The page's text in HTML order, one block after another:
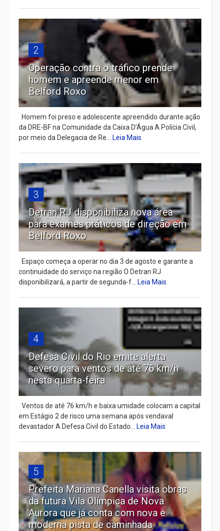
2
Operação contra o tráfico prende
homem e apreende menor em
Belford Roxo
Homem foi preso e adolescente apreendido durante ação
da DRE-BF na Comunidade da Caixa D’Água A Polícia Civil,
por meio da Delegacia de Re...
Leia Mais
3
Detran RJ disponibiliza nova área
para exames práticos de direção em
Belford Roxo
Espaço começa a operar no dia 3 de agosto e garante a
continuidade do serviço na região O Detran RJ
disponibilizará, a partir de segunda-f...
Leia Mais
4
Defesa Civil do Rio emite alerta
severo para ventos de até 76 km/h
nesta quarta-feira
Ventos de até 76 km/h e baixa umidade colocam a capital
em Estágio 2 de risco uma semana após vendaval
devastador A Defesa Civil do Estado...
Leia Mais
5
Prefeita Mariana Canella visita obras
da futura Vila Olímpica de Nova
Aurora que já conta com nova e
moderna pista de caminhada